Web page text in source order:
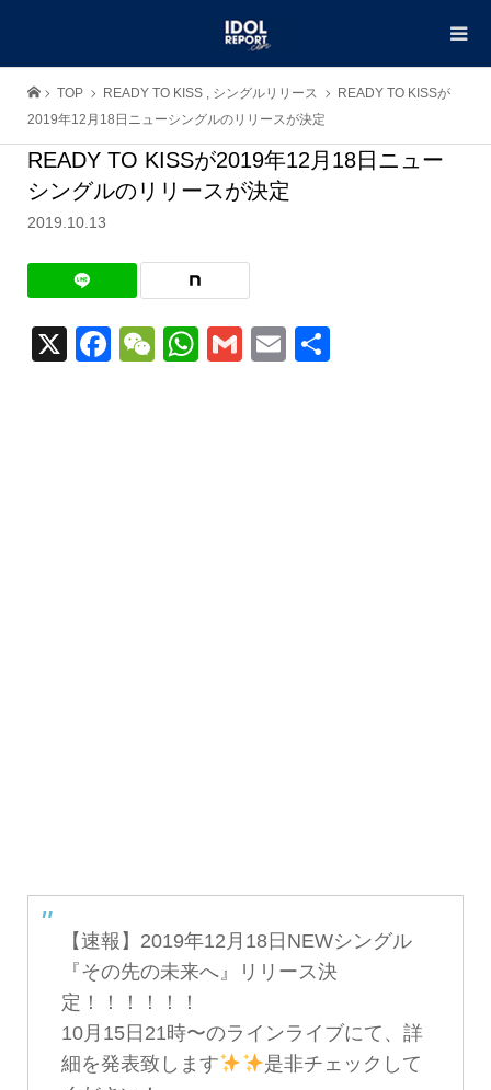
TOP READY TO KISS , シングルリリース
READY TO KISSが
2019年12月18日ニューシングルのリリースが決定
READY TO KISSが2019年12月18日ニュー
シングルのリリースが決定
2019.10.13
X Facebook
WeChat
WhatsApp
GmailEmail
【速報】2019年12月18日NEWシングル
『その先の未来へ』リリース決
定！！！！！！
10月15日21時〜のラインライブにて、詳
細を発表致します
是非チェックして